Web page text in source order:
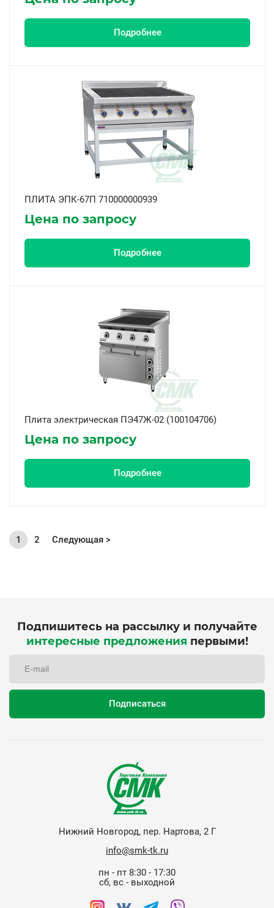
Подробнее
ПЛИТА ЭПК-67П 710000000939
Цена по запросу
Подробнее
Плита электрическая ПЭ47Ж-02 (100104706)
Цена по запросу
Подробнее
Текущая
1 Page
2 Следующая >
Подпишитесь на рассылку и получайте
интересные предложения первыми!
Нижний Новгород, пер. Нартова, 2 Г
info@smk-tk.ru
пн - пт 8:30 - 17:30
сб, вс - выходной